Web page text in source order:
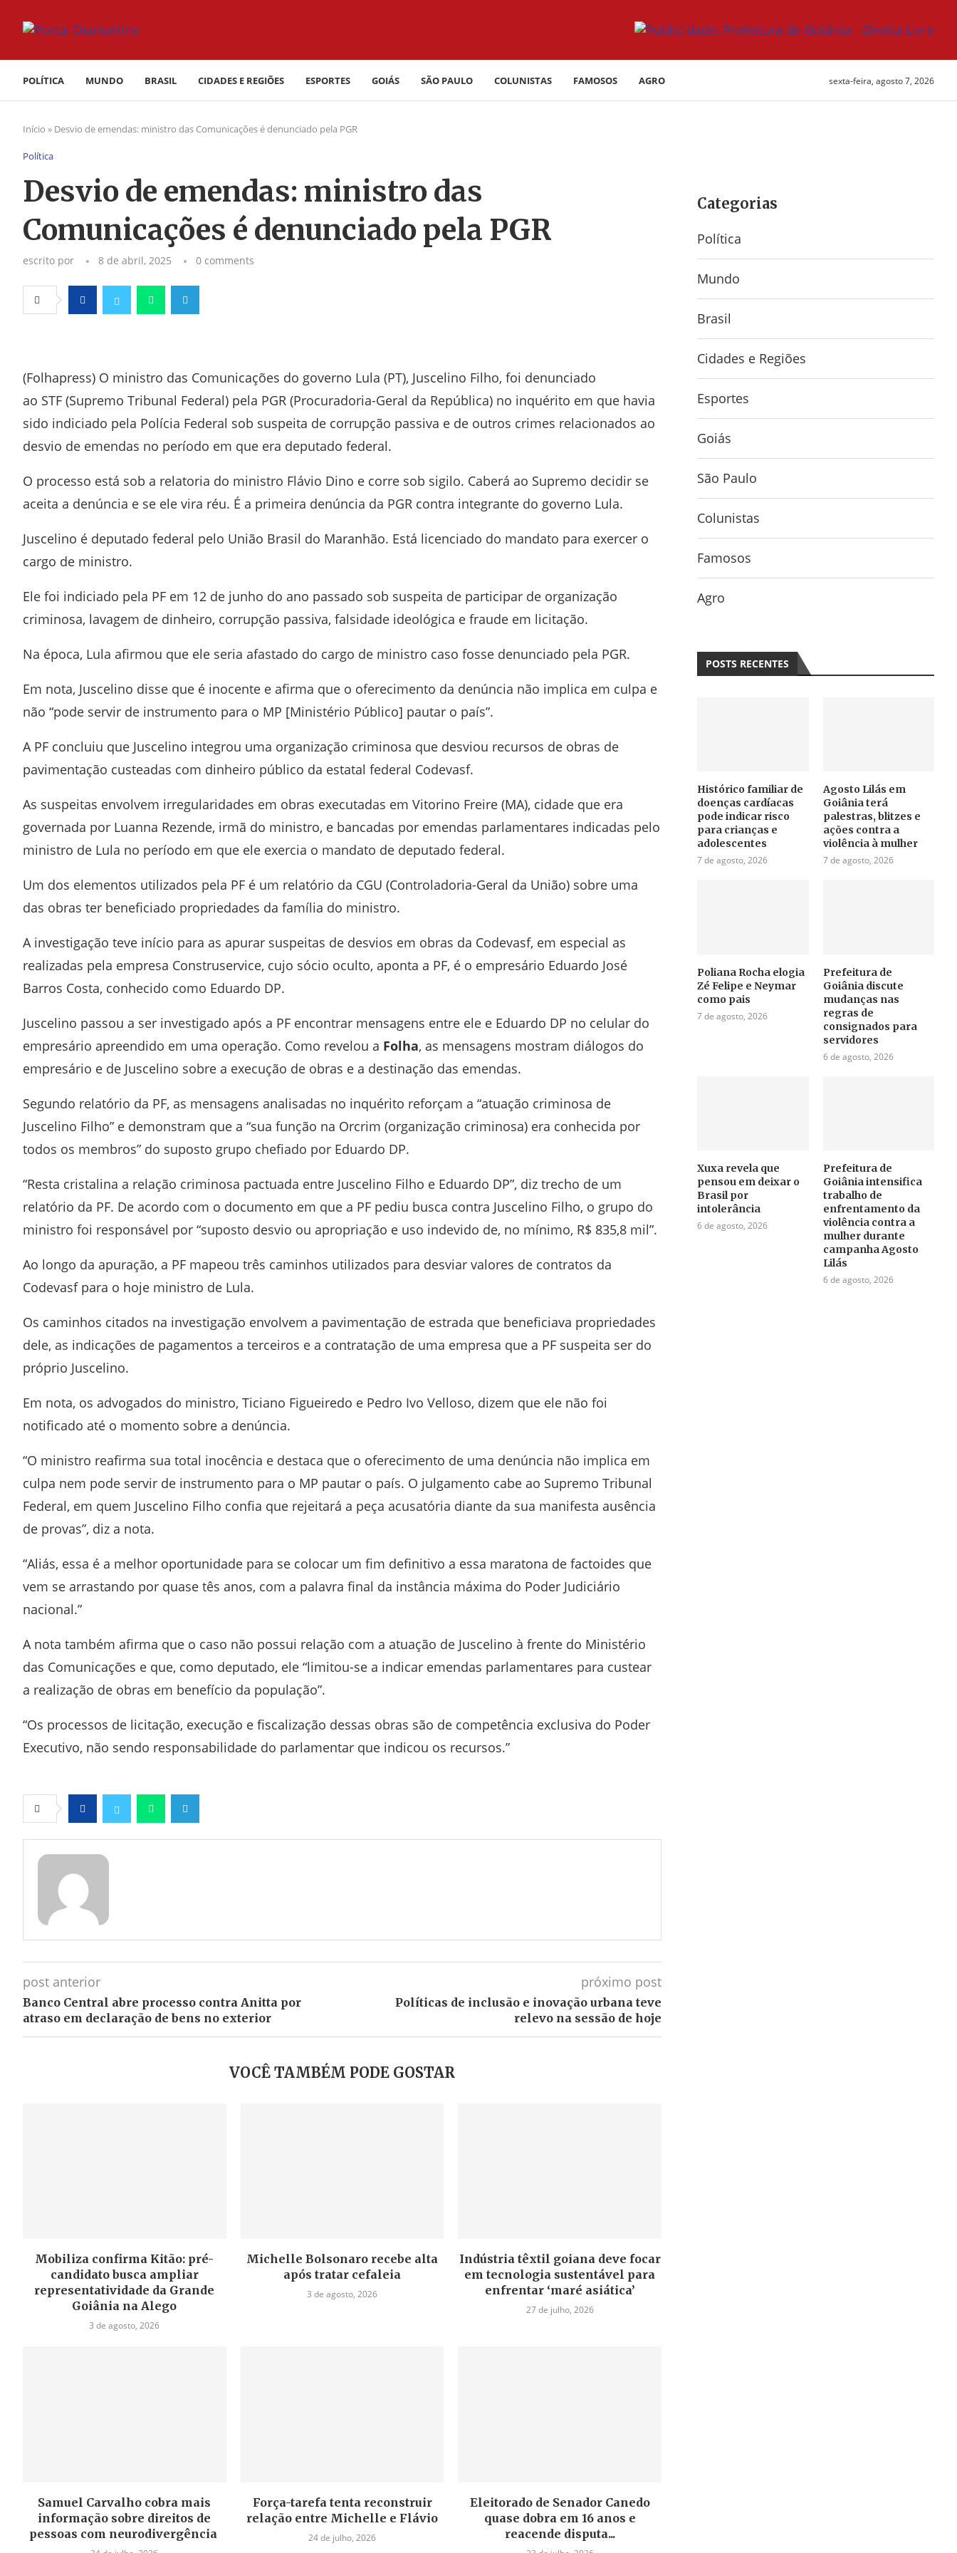
POLÍTICA MUNDO BRASIL CIDADES E REGIÕES ESPORTES GOIÁS SÃO PAULO COLUNISTAS FAMOSOS AGRO sexta-feira, agosto 7, 2026
Início » Desvio de emendas: ministro das Comunicações é denunciado pela PGR
Política
Desvio de emendas: ministro das
Comunicações é denunciado pela PGR
escrito por 8 de abril, 2025 0 comments
(Folhapress) O ministro das Comunicações do governo Lula (PT), Juscelino Filho, foi denunciado
ao STF (Supremo Tribunal Federal) pela PGR (Procuradoria-Geral da República) no inquérito em que havia
sido indiciado pela Polícia Federal sob suspeita de corrupção passiva e de outros crimes relacionados ao
desvio de emendas no período em que era deputado federal.
O processo está sob a relatoria do ministro Flávio Dino e corre sob sigilo. Caberá ao Supremo decidir se
aceita a denúncia e se ele vira réu. É a primeira denúncia da PGR contra integrante do governo Lula.
Juscelino é deputado federal pelo União Brasil do Maranhão. Está licenciado do mandato para exercer o
cargo de ministro.
Ele foi indiciado pela PF em 12 de junho do ano passado sob suspeita de participar de organização
criminosa, lavagem de dinheiro, corrupção passiva, falsidade ideológica e fraude em licitação.
Na época, Lula afirmou que ele seria afastado do cargo de ministro caso fosse denunciado pela PGR.
Em nota, Juscelino disse que é inocente e afirma que o oferecimento da denúncia não implica em culpa e
não “pode servir de instrumento para o MP [Ministério Público] pautar o país”.
A PF concluiu que Juscelino integrou uma organização criminosa que desviou recursos de obras de
pavimentação custeadas com dinheiro público da estatal federal Codevasf.
As suspeitas envolvem irregularidades em obras executadas em Vitorino Freire (MA), cidade que era
governada por Luanna Rezende, irmã do ministro, e bancadas por emendas parlamentares indicadas pelo
ministro de Lula no período em que ele exercia o mandato de deputado federal.
Um dos elementos utilizados pela PF é um relatório da CGU (Controladoria-Geral da União) sobre uma
das obras ter beneficiado propriedades da família do ministro.
A investigação teve início para as apurar suspeitas de desvios em obras da Codevasf, em especial as
realizadas pela empresa Construservice, cujo sócio oculto, aponta a PF, é o empresário Eduardo José
Barros Costa, conhecido como Eduardo DP.
Juscelino passou a ser investigado após a PF encontrar mensagens entre ele e Eduardo DP no celular do
empresário apreendido em uma operação. Como revelou a Folha, as mensagens mostram diálogos do
empresário e de Juscelino sobre a execução de obras e a destinação das emendas.
Segundo relatório da PF, as mensagens analisadas no inquérito reforçam a “atuação criminosa de
Juscelino Filho” e demonstram que a “sua função na Orcrim (organização criminosa) era conhecida por
todos os membros” do suposto grupo chefiado por Eduardo DP.
“Resta cristalina a relação criminosa pactuada entre Juscelino Filho e Eduardo DP”, diz trecho de um
relatório da PF. De acordo com o documento em que a PF pediu busca contra Juscelino Filho, o grupo do
ministro foi responsável por “suposto desvio ou apropriação e uso indevido de, no mínimo, R$ 835,8 mil”.
Ao longo da apuração, a PF mapeou três caminhos utilizados para desviar valores de contratos da
Codevasf para o hoje ministro de Lula.
Os caminhos citados na investigação envolvem a pavimentação de estrada que beneficiava propriedades
dele, as indicações de pagamentos a terceiros e a contratação de uma empresa que a PF suspeita ser do
próprio Juscelino.
Em nota, os advogados do ministro, Ticiano Figueiredo e Pedro Ivo Velloso, dizem que ele não foi
notificado até o momento sobre a denúncia.
“O ministro reafirma sua total inocência e destaca que o oferecimento de uma denúncia não implica em
culpa nem pode servir de instrumento para o MP pautar o país. O julgamento cabe ao Supremo Tribunal
Federal, em quem Juscelino Filho confia que rejeitará a peça acusatória diante da sua manifesta ausência
de provas”, diz a nota.
“Aliás, essa é a melhor oportunidade para se colocar um fim definitivo a essa maratona de factoides que
vem se arrastando por quase tês anos, com a palavra final da instância máxima do Poder Judiciário
nacional.”
A nota também afirma que o caso não possui relação com a atuação de Juscelino à frente do Ministério
das Comunicações e que, como deputado, ele “limitou-se a indicar emendas parlamentares para custear
a realização de obras em benefício da população”.
“Os processos de licitação, execução e fiscalização dessas obras são de competência exclusiva do Poder
Executivo, não sendo responsabilidade do parlamentar que indicou os recursos.”
FacebookTwitter WhatsappTelegram
post anterior
Banco Central abre processo contra Anitta por
atraso em declaração de bens no exterior
próximo post
Políticas de inclusão e inovação urbana teve
relevo na sessão de hoje
VOCÊ TAMBÉM PODE GOSTAR
Mobiliza confirma Kitão: pré-
candidato busca ampliar
representatividade da Grande
Goiânia na Alego
3 de agosto, 2026
Michelle Bolsonaro recebe alta
após tratar cefaleia
3 de agosto, 2026
Indústria têxtil goiana deve focar
em tecnologia sustentável para
enfrentar ‘maré asiática’
27 de julho, 2026
Samuel Carvalho cobra mais
informação sobre direitos de
pessoas com neurodivergência
Força-tarefa tenta reconstruir
relação entre Michelle e Flávio
24 de julho, 2026
Eleitorado de Senador Canedo
quase dobra em 16 anos e
reacende disputa...
Categorias
Política
Mundo
Brasil
Cidades e Regiões
Esportes
Goiás
São Paulo
Colunistas
Famosos
Agro
POSTS RECENTES
Histórico familiar de
doenças cardíacas
pode indicar risco
para crianças e
adolescentes
7 de agosto, 2026
Agosto Lilás em
Goiânia terá
palestras, blitzes e
ações contra a
violência à mulher
7 de agosto, 2026
Poliana Rocha elogia
Zé Felipe e Neymar
como pais
7 de agosto, 2026
Prefeitura de
Goiânia discute
mudanças nas
regras de
consignados para
servidores
6 de agosto, 2026
Xuxa revela que
pensou em deixar o
Brasil por
intolerância
6 de agosto, 2026
Prefeitura de
Goiânia intensifica
trabalho de
enfrentamento da
violência contra a
mulher durante
campanha Agosto
Lilás
6 de agosto, 2026